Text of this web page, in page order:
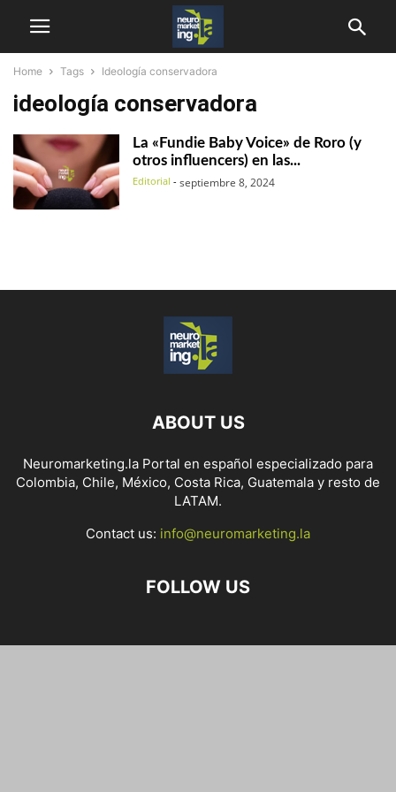
Home Tags Ideología conservadora
ideología conservadora
La «Fundie Baby Voice» de Roro (y
otros influencers) en las...
Editorial - septiembre 8, 2024
ABOUT US
Neuromarketing.la Portal en español especializado para
Colombia, Chile, México, Costa Rica, Guatemala y resto de
LATAM.
Contact us: info@neuromarketing.la
FOLLOW US